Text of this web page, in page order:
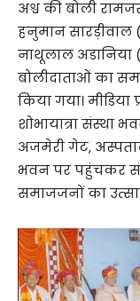
अश्व की बोली
हनुमान सारड़ीवाल
नाथूलाल अडानिया
बोलीदाताओं का
किया गया। मीडिया
शोभायात्रा संस्था
अजमेरी गेट,
भवन पर पहुंचकर
समाजजनों का